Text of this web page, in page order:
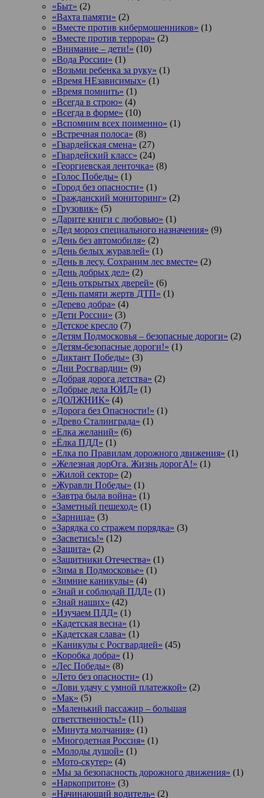
«Быт» (2)
«Вахта памяти» (2)
«Вместе против кибермошенников» (1)
«Вместе против террора» (2)
«Внимание – дети!» (10)
«Вода России» (1)
«Возьми ребенка за руку» (1)
«Время НЕзависимых» (1)
«Время помнить» (1)
«Всегда в строю» (4)
«Всегда в форме» (10)
«Вспомним всех поименно» (1)
«Встречная полоса» (8)
«Гвардейская смена» (27)
«Гвардейский класс» (24)
«Георгиевская ленточка» (8)
«Голос Победы» (1)
«Город без опасности» (1)
«Гражданский мониторинг» (2)
«Грузовик» (5)
«Дарите книги с любовью» (1)
«Дед мороз специального назначения» (9)
«День без автомобиля» (2)
«День белых журавлей» (1)
«День в лесу. Сохраним лес вместе» (2)
«День добрых дел» (2)
«День открытых дверей» (6)
«День памяти жертв ДТП» (1)
«Дерево добра» (4)
«Дети России» (3)
«Детское кресло (7)
«Детям Подмосковья – безопасные дороги» (2)
«Детям-безопасные дороги!» (1)
«Диктант Победы» (3)
«Дни Росгвардии» (9)
«Добрая дорога детства» (2)
«Добрые дела ЮИД» (1)
«ДОЛЖНИК» (4)
«Дорога без Опасности!» (1)
«Древо Сталинграда» (1)
«Елка желаний» (6)
«Ёлка ПДД» (1)
«Елка по Правилам дорожного движения» (1)
«Железная дорОга. Жизнь дорогА!» (1)
«Жилой сектор» (2)
«Журавли Победы» (1)
«Завтра была война» (1)
«Заметный пешеход» (1)
«Зарница» (3)
«Зарядка со стражем порядка» (3)
«Засветись!» (12)
«Защита» (2)
«Защитники Отечества» (1)
«Зима в Подмосковье» (1)
«Зимние каникулы» (4)
«Знай и соблюдай ПДД» (1)
«Знай наших» (42)
«Изучаем ПДД» (1)
«Кадетская весна» (1)
«Кадетская слава» (1)
«Каникулы с Росгвардией» (45)
«Коробка добра» (1)
«Лес Победы» (8)
«Лето без опасности» (1)
«Лови удачу с умной платежкой» (2)
«Мак» (5)
«Маленький пассажир – большая
ответственность!» (11)
«Минута молчания» (1)
«Многодетная Россия» (1)
«Молоды душой» (1)
«Мото-скутер» (4)
«Мы за безопасность дорожного движения» (1)
«Наркопритон» (3)
«Начинающий водитель» (2)